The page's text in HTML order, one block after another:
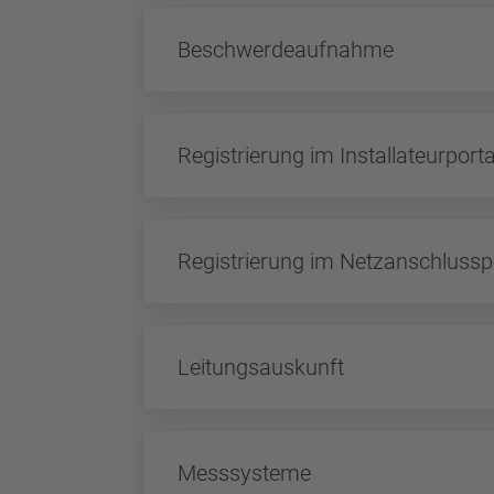
Beschwerdeaufnahme
Registrierung im
Registrierung im
Leitungsauskunft
Messsysteme